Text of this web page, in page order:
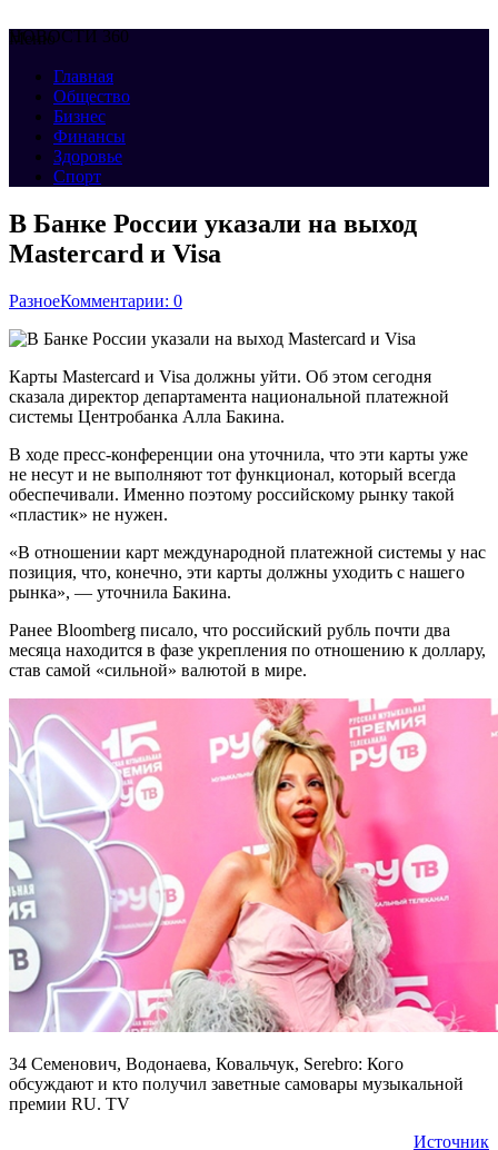
НОВОСТИ 360
Меню
Главная
Общество
Бизнес
Финансы
Здоровье
Спорт
В Банке России указали на выход
Mastercard и Visa
РазноеКомментарии: 0
Карты Mastercard и Visa должны уйти. Об этом сегодня
сказала директор департамента национальной платежной
системы Центробанка Алла Бакина.
В ходе пресс-конференции она уточнила, что эти карты уже
не несут и не выполняют тот функционал, который всегда
обеспечивали. Именно поэтому российскому рынку такой
«пластик» не нужен.
«В отношении карт международной платежной системы у нас
позиция, что, конечно, эти карты должны уходить с нашего
рынка», — уточнила Бакина.
Ранее Bloomberg писало, что российский рубль почти два
месяца находится в фазе укрепления по отношению к доллару,
став самой «сильной» валютой в мире.
34 Семенович, Водонаева, Ковальчук, Serebro: Кого
обсуждают и кто получил заветные самовары музыкальной
премии RU. TV
Источник